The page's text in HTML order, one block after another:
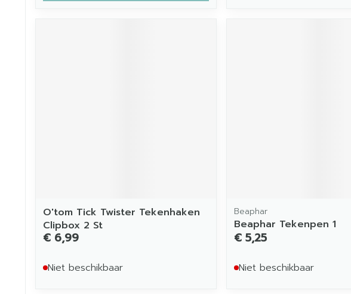
O'tom Tick Twister Tekenhaken
Clipbox 2 St
€ 6,99
Niet beschikbaar
Beaphar
Beaphar Tekenpen 1
€ 5,25
Niet beschikbaar